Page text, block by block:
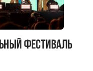
фестиваль